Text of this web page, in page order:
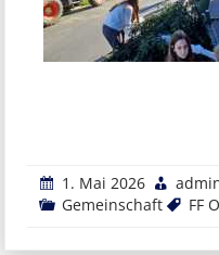
1. Mai 2026
Gemeinschaft
FF